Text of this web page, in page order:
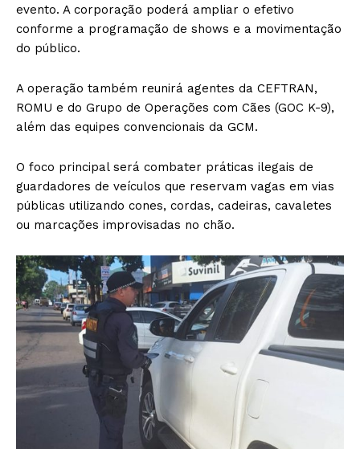
evento. A corporação poderá ampliar o efetivo
conforme a programação de shows e a movimentação
do público.
A operação também reunirá agentes da CEFTRAN,
ROMU e do Grupo de Operações com Cães (GOC K-9),
além das equipes convencionais da GCM.
O foco principal será combater práticas ilegais de
guardadores de veículos que reservam vagas em vias
públicas utilizando cones, cordas, cadeiras, cavaletes
ou marcações improvisadas no chão.